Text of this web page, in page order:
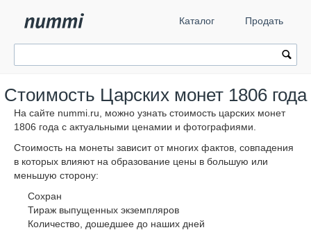
Каталог Продать
Стоимость Царских монет 1806 года
На сайте nummi.ru, можно узнать стоимость царских монет
1806 года с актуальными ценамии и фотографиями.
Стоимость на монеты зависит от многих фактов, совпадения
в которых влияют на образование цены в большую или
меньшую сторону:
Сохран
Тираж выпущенных экземпляров
Количество, дошедшее до наших дней